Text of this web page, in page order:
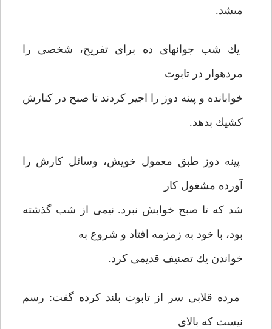
مى‏شد.
يك شب جوانهاى ده براى تفريح، شخصى را
مرده‏وار در تابوت
خوابانده و پينه دوز را اجير كردند تا صبح در كنارش
كشيك بدهد.
پينه دوز طبق معمول خويش، وسائل كارش را
آورده مشغول كار
شد كه تا صبح خوابش نبرد. نيمى از شب گذشته
بود، با خود به زمزمه افتاد و شروع به
خواندن يك تصنيف قديمى كرد.
مرده قلابى سر از تابوت بلند كرده گفت: رسم
نيست كه بالاى